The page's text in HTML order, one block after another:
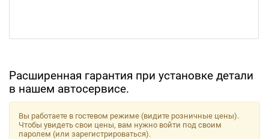
Расширенная гарантия при установке детали
в нашем автосервисе.
Вы работаете в гостевом режиме (видите розничные цены).
Чтобы увидеть свои цены, вам нужно войти под своим
паролем (или зарегистрироваться).